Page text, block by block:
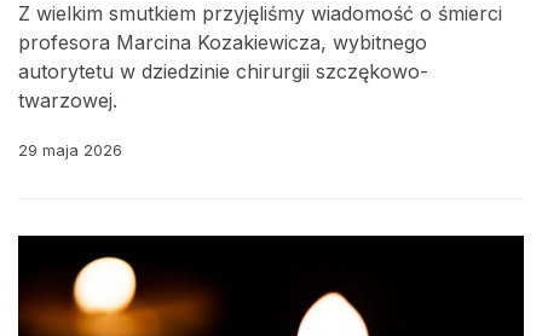
Z wielkim smutkiem przyjęliśmy wiadomość o śmierci
profesora Marcina Kozakiewicza, wybitnego
autorytetu w dziedzinie chirurgii szczękowo-
twarzowej.
29 maja 2026